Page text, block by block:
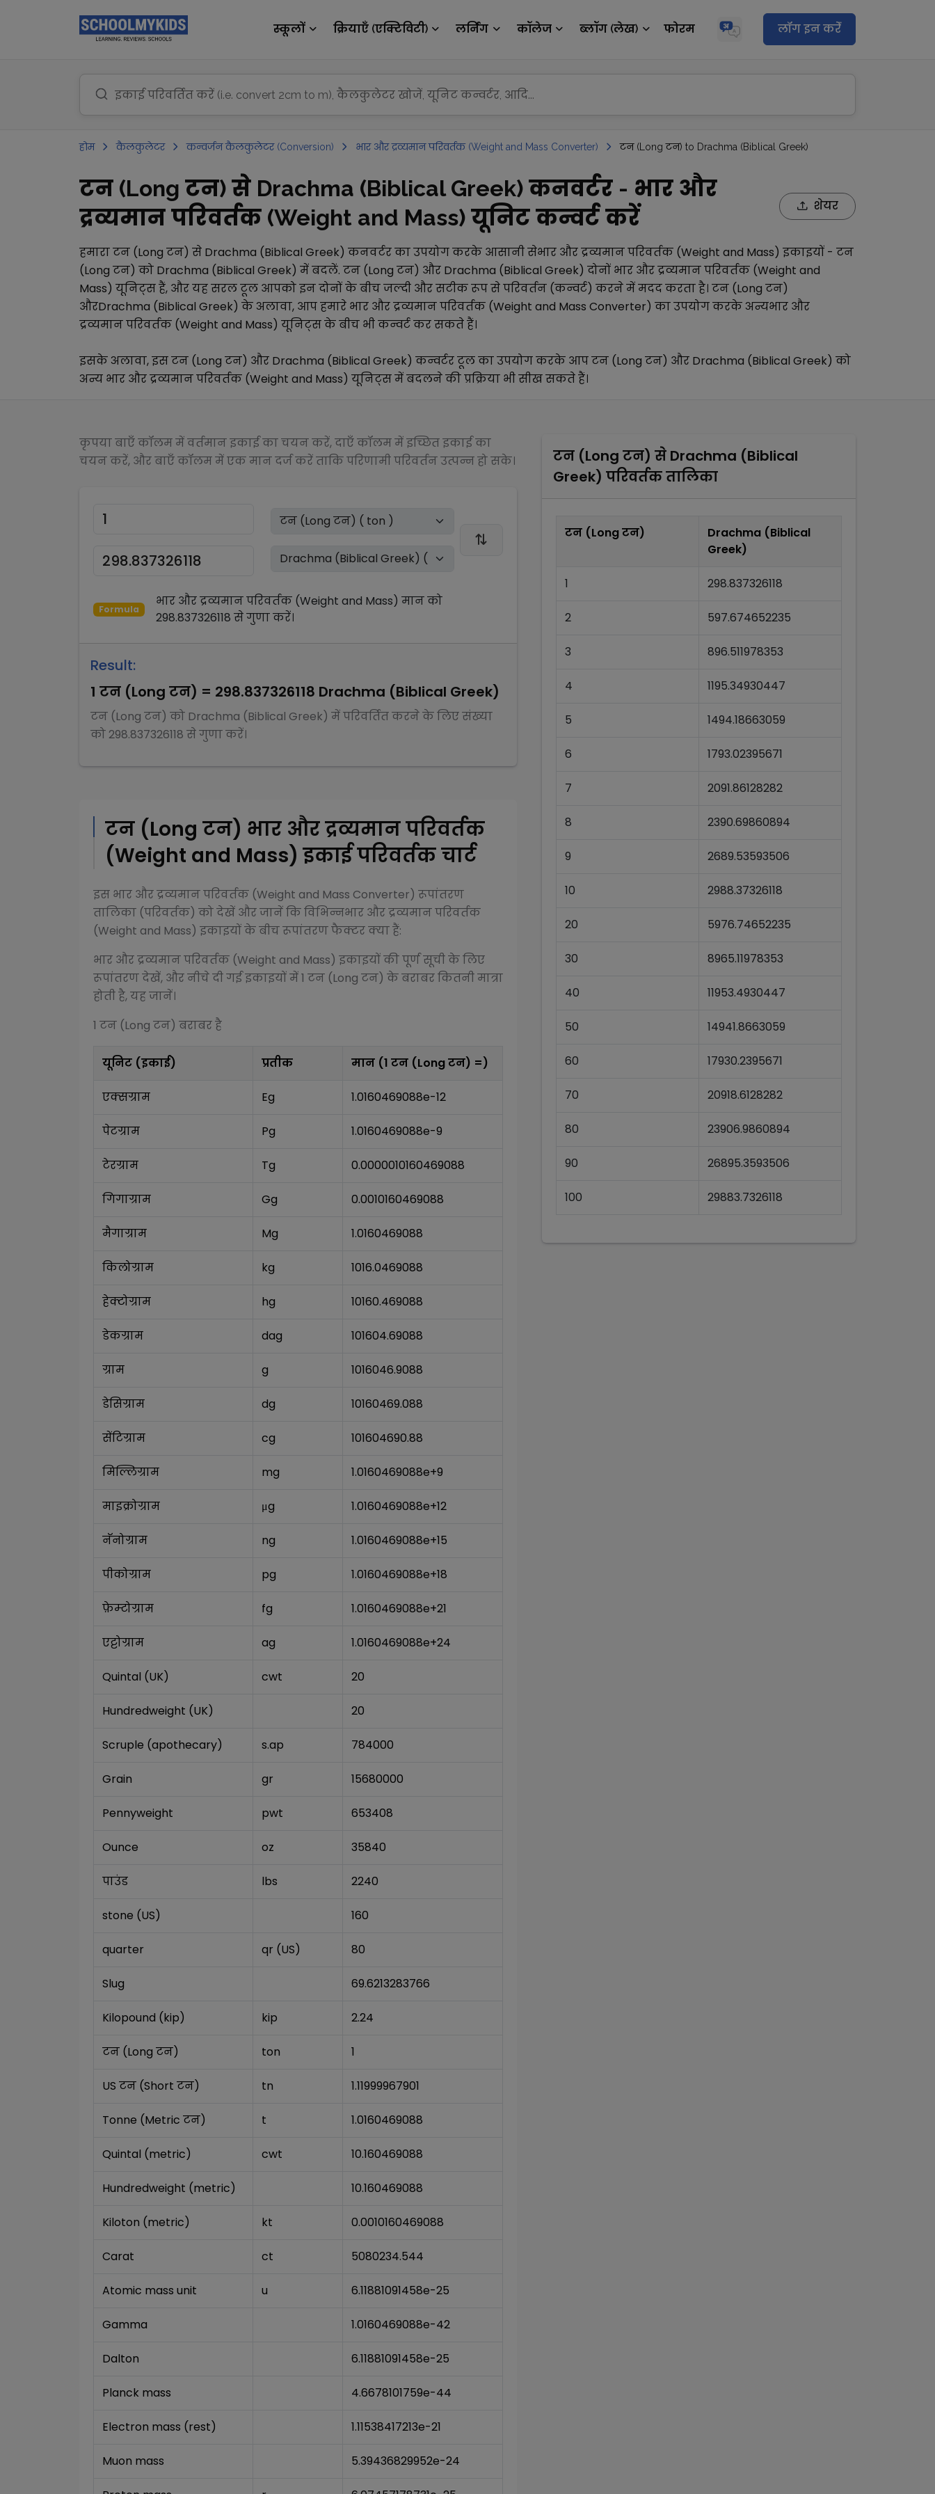
स्कूलों क्रियाएँ (एक्टिविटी) लर्निंग कॉलेज ब्लॉग (लेख) फोरम लॉग इन करेंं
होम कैलकुलेटर कन्वर्जन कैलकुलेटर (Conversion) भार और द्रव्यमान परिवर्तक (Weight and Mass Converter) टन (Long टन) to Drachma (Biblical Greek)
टन (Long टन) से Drachma (Biblical Greek) कनवर्टर - भार और
द्रव्यमान परिवर्तक (Weight and Mass) यूनिट कन्वर्ट करें
शेयर
हमाराटन (Long टन) से Drachma (Biblical Greek) कनवर्टर का उपयोग करके आसानी सेभार और द्रव्यमान परिवर्तक (Weight and Mass) इकाइयों - टन
(Long टन) को Drachma (Biblical Greek) में बदलें. टन (Long टन) और Drachma (Biblical Greek) दोनों भार और द्रव्यमान परिवर्तक (Weight and
Mass) यूनिट्स हैं, और यह सरल टूल आपको इन दोनों के बीच जल्दी और सटीक रूप से परिवर्तन (कन्वर्ट) करने में मदद करता है। टन (Long टन)
औरDrachma (Biblical Greek) के अलावा, आप हमारे भार और द्रव्यमान परिवर्तक (Weight and Mass Converter) का उपयोग करके अन्यभार और
द्रव्यमान परिवर्तक (Weight and Mass) यूनिट्स के बीच भी कन्वर्ट कर सकते हैं।
इसके अलावा, इसटन (Long टन) और Drachma (Biblical Greek) कन्वर्टर टूल का उपयोग करके आपटन (Long टन) और Drachma (Biblical Greek) को
अन्य भार और द्रव्यमान परिवर्तक (Weight and Mass) यूनिट्स में बदलने की प्रक्रिया भी सीख सकते हैं।
कृपया बाएँ कॉलम में वर्तमान इकाई का चयन करें, दाएँ कॉलम में इच्छित इकाई का
चयन करें, और बाएँ कॉलम में एक मान दर्ज करें ताकि परिणामी परिवर्तन उत्पन्न हो सके।
Formula
भार और द्रव्यमान परिवर्तक (Weight and Mass) मान को
298.837326118 सेगुणाकरें।
Result:
1 टन (Long टन) = 298.837326118 Drachma (Biblical Greek)
टन (Long टन) को Drachma (Biblical Greek) में परिवर्तित करने के लिए संख्या
को 298.837326118 सेगुणाकरें।
टन (Long टन) भार और द्रव्यमान परिवर्तक
(Weight and Mass) इकाई परिवर्तक चार्ट
इस भार और द्रव्यमान परिवर्तक (Weight and Mass Converter) रूपांतरण
तालिका (परिवर्तक) को देखें और जानें कि विभिन्नभार और द्रव्यमान परिवर्तक
(Weight and Mass) इकाइयों के बीच रूपांतरण फैक्टर क्या हैं:
भार और द्रव्यमान परिवर्तक (Weight and Mass) इकाइयों की पूर्ण सूची के लिए
रूपांतरण देखें, और नीचे दी गई इकाइयों में 1 टन (Long टन) के बराबर कितनी मात्रा
होती है, यह जानें।
1 टन (Long टन) बराबर है
यूनिट (इकाई) प्रतीक मान (1 टन (Long टन) =)
एक्सग्राम Eg 1.0160469088e-12
पेटग्राम Pg 1.0160469088e-9
टेरग्राम Tg 0.0000010160469088
गिगाग्राम Gg 0.0010160469088
मैगाग्राम Mg 1.0160469088
किलोग्राम kg 1016.0469088
हेक्टोग्राम hg 10160.469088
डेकग्राम dag 101604.69088
ग्राम g 1016046.9088
डेसिग्राम dg 10160469.088
सेंटिग्राम cg 101604690.88
मिल्लिग्राम mg 1.0160469088e+9
माइक्रोग्राम μg 1.0160469088e+12
नॅनोग्राम ng 1.0160469088e+15
पीकोग्राम pg 1.0160469088e+18
फ़ेम्टोग्राम fg 1.0160469088e+21
एट्टोग्राम ag 1.0160469088e+24
Quintal (UK) cwt 20
Hundredweight (UK) 20
Scruple (apothecary) s.ap 784000
Grain gr 15680000
Pennyweight pwt 653408
Ounce oz 35840
पाउंड lbs 2240
stone (US) 160
quarter qr (US) 80
Slug 69.6213283766
Kilopound (kip) kip 2.24
टन (Long टन) ton 1
US टन (Short टन) tn 1.11999967901
Tonne (Metric टन) t 1.0160469088
Quintal (metric) cwt 10.160469088
Hundredweight (metric) 10.160469088
Kiloton (metric) kt 0.0010160469088
Carat ct 5080234.544
Atomic mass unit u 6.11881091458e-25
Gamma 1.0160469088e-42
Dalton 6.11881091458e-25
Planck mass 4.6678101759e-44
Electron mass (rest) 1.11538417213e-21
Muon mass 5.39436829952e-24
टन (Long टन) से Drachma (Biblical
Greek) परिवर्तक तालिका
टन (Long टन)
Drachma (Biblical
Greek)
1 298.837326118
2 597.674652235
3 896.511978353
4 1195.34930447
5 1494.18663059
6 1793.02395671
7 2091.86128282
8 2390.69860894
9 2689.53593506
10 2988.37326118
20 5976.74652235
30 8965.11978353
40 11953.4930447
50 14941.8663059
60 17930.2395671
70 20918.6128282
80 23906.9860894
90 26895.3593506
100 29883.7326118